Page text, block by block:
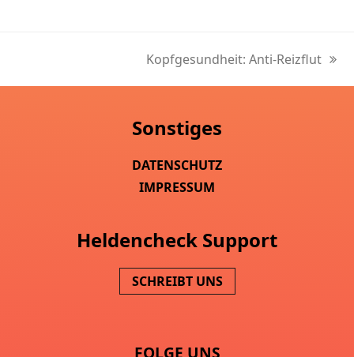
Nächster
Beitrag:
Kopfgesundheit: Anti-Reizflut
Sonstiges
DATENSCHUTZ
IMPRESSUM
Heldencheck Support
SCHREIBT UNS
FOLGE UNS